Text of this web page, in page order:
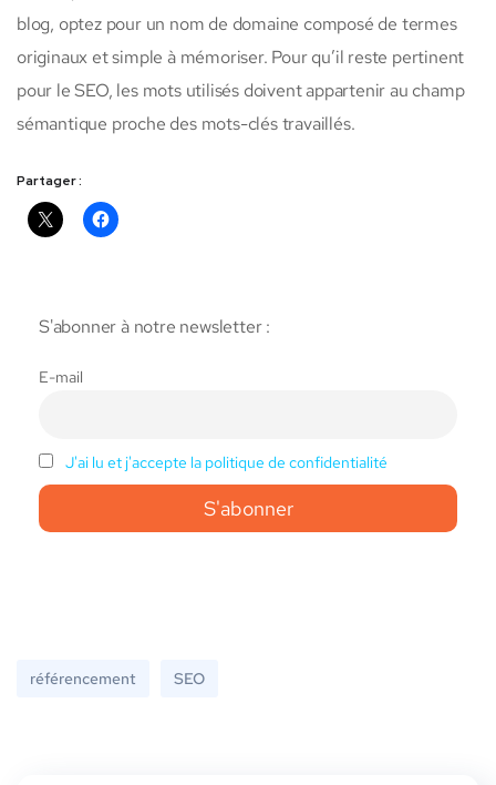
blog, optez pour un nom de domaine composé de termes
originaux et simple à mémoriser. Pour qu’il reste pertinent
pour le SEO, les mots utilisés doivent appartenir au champ
sémantique proche des mots-clés travaillés.
Partager :
S'abonner à notre newsletter :
E-mail
J'ai lu et j'accepte la politique de confidentialité
référencement SEO